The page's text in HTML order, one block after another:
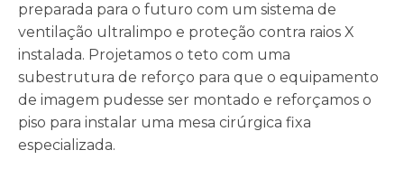
preparada para o futuro com um sistema de
ventilação ultralimpo e proteção contra raios X
instalada. Projetamos o teto com uma
subestrutura de reforço para que o equipamento
de imagem pudesse ser montado e reforçamos o
piso para instalar uma mesa cirúrgica fixa
especializada.